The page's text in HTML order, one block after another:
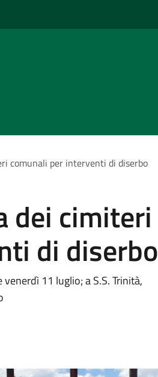
comunali per interventi di diserbo
dei cimiteri
di diserbo
11 luglio; a S.S. Trinità,